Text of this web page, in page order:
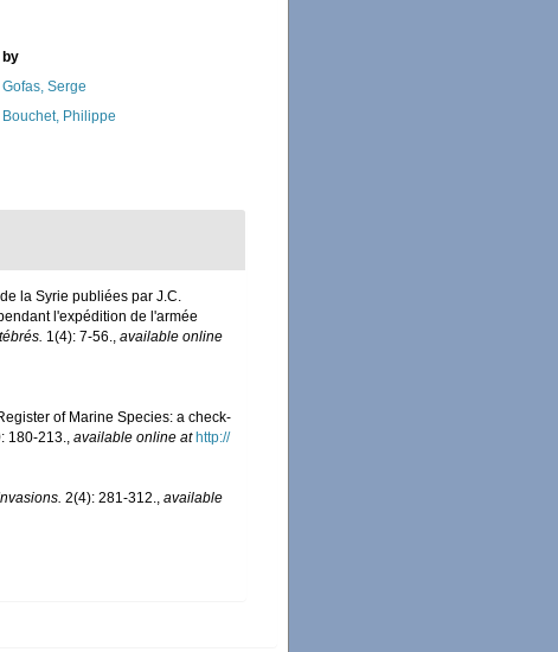
by
Gofas, Serge
Bouchet, Philippe
la Syrie publiées par J.C.
l'expédition de l'armée
1(4): 7-56., available online
of Marine Species: a check-
180-213., available online at http://
2(4): 281-312., available